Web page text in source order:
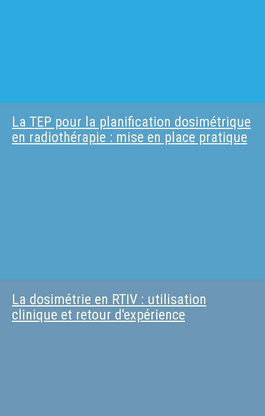
La TEP pour la planification dosimétrique
en radiothérapie : mise en place pratique
La dosimétrie en RTIV : utilisation
clinique et retour d'expérience